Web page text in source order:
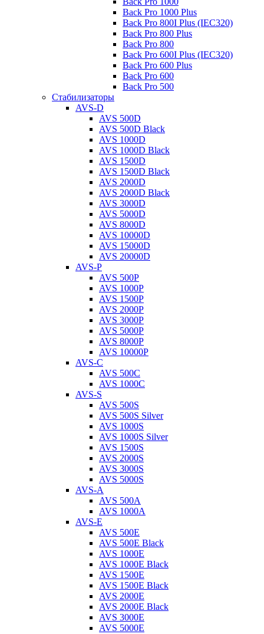
Back Pro 1000 Plus
Back Pro 800I Plus (IEC320)
Back Pro 800 Plus
Back Pro 800
Back Pro 600I Plus (IEC320)
Back Pro 600 Plus
Back Pro 600
Back Pro 500
Стабилизаторы
AVS-D
AVS 500D
AVS 500D Black
AVS 1000D
AVS 1000D Black
AVS 1500D
AVS 1500D Black
AVS 2000D
AVS 2000D Black
AVS 3000D
AVS 5000D
AVS 8000D
AVS 10000D
AVS 15000D
AVS 20000D
AVS-P
AVS 500P
AVS 1000P
AVS 1500P
AVS 2000P
AVS 3000P
AVS 5000P
AVS 8000P
AVS 10000P
AVS-C
AVS 500C
AVS 1000C
AVS-S
AVS 500S
AVS 500S Silver
AVS 1000S
AVS 1000S Silver
AVS 1500S
AVS 2000S
AVS 3000S
AVS 5000S
AVS-A
AVS 500A
AVS 1000A
AVS-E
AVS 500E
AVS 500E Black
AVS 1000E
AVS 1000E Black
AVS 1500E
AVS 1500E Black
AVS 2000E
AVS 2000E Black
AVS 3000E
AVS 5000E